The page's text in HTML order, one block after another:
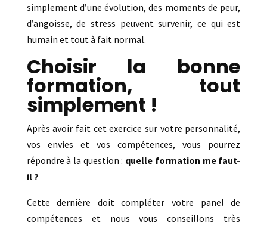
simplement d’une évolution, des moments de peur,
d’angoisse, de stress peuvent survenir, ce qui est
humain et tout à fait normal.
Choisir la bonne
formation, tout
simplement !
Après avoir fait cet exercice sur votre personnalité,
vos envies et vos compétences, vous pourrez
répondre à la question : quelle formation me faut-
il ?
Cette dernière doit compléter votre panel de
compétences et nous vous conseillons très